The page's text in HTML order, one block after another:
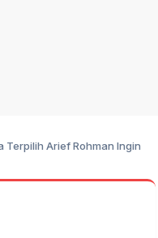
Terpilih Arief Rohman Ingin